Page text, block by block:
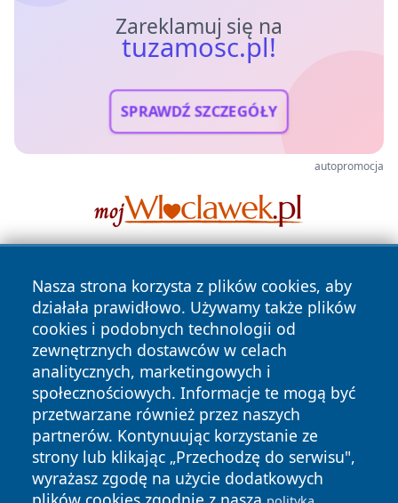
Zareklamuj się na
tuzamosc.pl!
SPRAWDŹ SZCZEGÓŁY
autopromocja
Nasza strona korzysta z plików cookies, aby
działała prawidłowo. Używamy także plików
cookies i podobnych technologii od
zewnętrznych dostawców w celach
analitycznych, marketingowych i
społecznościowych. Informacje te mogą być
przetwarzane również przez naszych
partnerów. Kontynuując korzystanie ze
strony lub klikając „Przechodzę do serwisu",
wyrażasz zgodę na użycie dodatkowych
Copyright © 2026 tuzamosc.pl Wszystkie prawa zastrzeżone.
News Autorzy
Polityka
Prywatności
Polityka
Cookies